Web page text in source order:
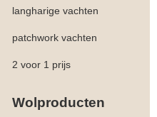
langharige vachten
patchwork vachten
2 voor 1 prijs
Wolproducten